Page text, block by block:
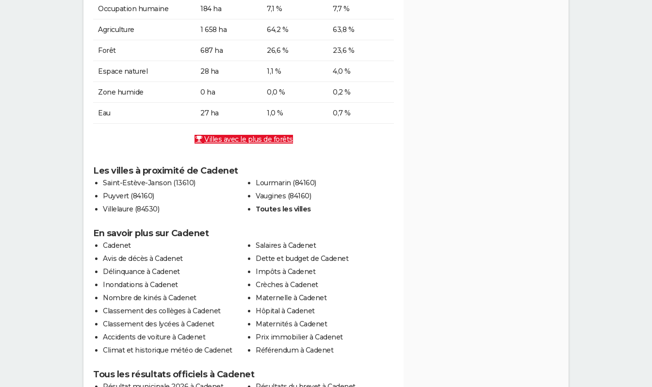
Occupation humaine 184 ha 7,1 % 7,7 %
Agriculture 1 658 ha 64,2 % 63,8 %
Forêt 687 ha 26,6 % 23,6 %
Espace naturel 28 ha 1,1 % 4,0 %
Zone humide 0 ha 0,0 % 0,2 %
Eau 27 ha 1,0 % 0,7 %
Villes avec le plus de forêts
Les villes à proximité de Cadenet
Saint-Estève-Janson (13610)
Puyvert (84160)
Villelaure (84530)
Lourmarin (84160)
Vaugines (84160)
Toutes les villes
En savoir plus sur Cadenet
Cadenet
Avis de décès à Cadenet
Délinquance à Cadenet
Inondations à Cadenet
Nombre de kinés à Cadenet
Classement des collèges à Cadenet
Classement des lycées à Cadenet
Accidents de voiture à Cadenet
Climat et historique météo de Cadenet
Salaires à Cadenet
Dette et budget de Cadenet
Impôts à Cadenet
Crèches à Cadenet
Maternelle à Cadenet
Hôpital à Cadenet
Maternités à Cadenet
Prix immobilier à Cadenet
Référendum à Cadenet
Tous les résultats officiels à Cadenet